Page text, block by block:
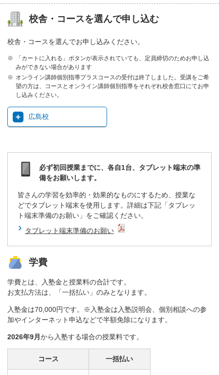
校舎・コースを選んで申し込む
校舎・コースを選んでお申し込みください。
「カートに入れる」ボタンが表示されていても、定員締切のためお申し込
みができない場合があります
オンライン講師個別指導プラスコースの受付は終了しました。受講をご希
望の方は、コースとオンライン講師個別指導をそれぞれ校舎窓口にてお申
し込みください。
広島校
必ず初回授業までに、各自1台、タブレット端末の準
備をお願いします。
皆さんの学習を効率的・効果的なものにするため、授業な
どでタブレット端末を使用します。詳細は下記「タブレッ
ト端末準備のお願い」をご確認ください。
タブレット端末準備のお願い
学費
学費とは、入塾金と授業料の合計です。
お支払方法は、「一括払い」のみとなります。
入塾金は70,000円です。※入塾金は入塾説明会、個別相談への参
加やインターネット申込などで半額免除になります。
2026年9月 から入塾する場合の授業料です。
コース 一括払い